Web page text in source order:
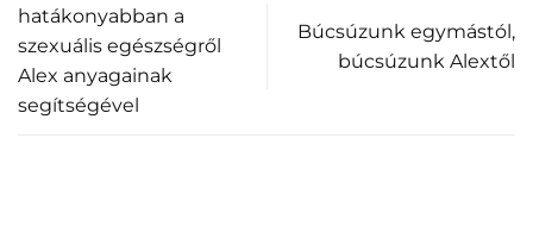
hatákonyabban a
szexuális egészségről
Alex anyagainak
segítségével
Búcsúzunk egymástól,
búcsúzunk Alextől